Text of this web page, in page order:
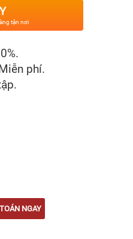
tận nơi
Miễn phí.
NGAY